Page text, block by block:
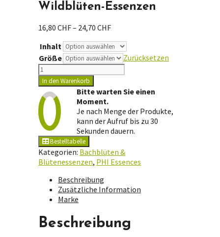
Wildblüten-Essenzen
16,80 CHF– 24,70 CHFPreisspanne:
bis
24,70 CHF
Inhalt
Größe
Zurücksetzen
Wildblüten-
Essenzen
Menge
In den Warenkorb
Bitte warten Sie einen
Moment.
Je nach Menge der Produkte,
kann der Aufruf bis zu 30
Sekunden dauern.
Bestelltabelle
Kategorien: Bachblüten &
Blütenessenzen, PHI Essences
Beschreibung
Zusätzliche Information
Marke
Beschreibung